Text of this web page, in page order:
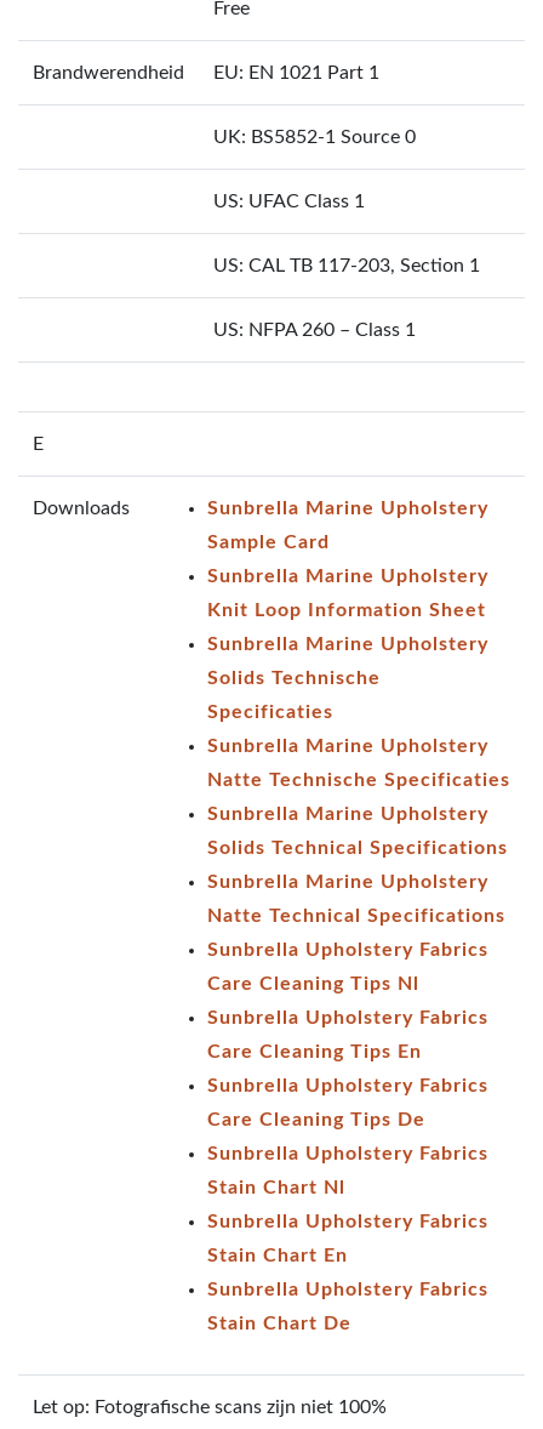
Free
Brandwerendheid EU: EN 1021 Part 1
UK: BS5852-1 Source 0
US: UFAC Class 1
US: CAL TB 117-203, Section 1
US: NFPA 260 – Class 1
E
Downloads
Sunbrella Marine Upholstery
Sample Card
Sunbrella Marine Upholstery
Knit Loop Information Sheet
Sunbrella Marine Upholstery
Solids Technische
Specificaties
Sunbrella Marine Upholstery
Natte Technische Specificaties
Sunbrella Marine Upholstery
Solids Technical Specifications
Sunbrella Marine Upholstery
Natte Technical Specifications
Sunbrella Upholstery Fabrics
Care Cleaning Tips Nl
Sunbrella Upholstery Fabrics
Care Cleaning Tips En
Sunbrella Upholstery Fabrics
Care Cleaning Tips De
Sunbrella Upholstery Fabrics
Stain Chart Nl
Sunbrella Upholstery Fabrics
Stain Chart En
Sunbrella Upholstery Fabrics
Stain Chart De
Let op: Fotografische scans zijn niet 100%